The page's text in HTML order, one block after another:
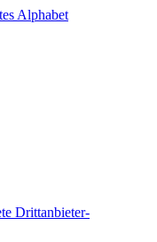
Alphabet
Drittanbieter-